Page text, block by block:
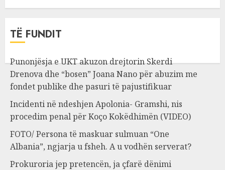
TË FUNDIT
Punonjësja e UKT akuzon drejtorin Skerdi
Drenova dhe “bosen” Joana Nano për abuzim me
fondet publike dhe pasuri të pajustifikuar
Incidenti në ndeshjen Apolonia- Gramshi, nis
procedim penal për Koço Kokëdhimën (VIDEO)
FOTO/ Persona të maskuar sulmuan “One
Albania”, ngjarja u fsheh. A u vodhën serverat?
Prokuroria jep pretencën, ja çfarë dënimi